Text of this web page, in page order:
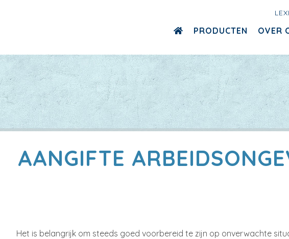
PRODUCTEN OVER
AANGIFTE
Het is belangrijk om steeds goed voorbereid te zijn op onverwachte